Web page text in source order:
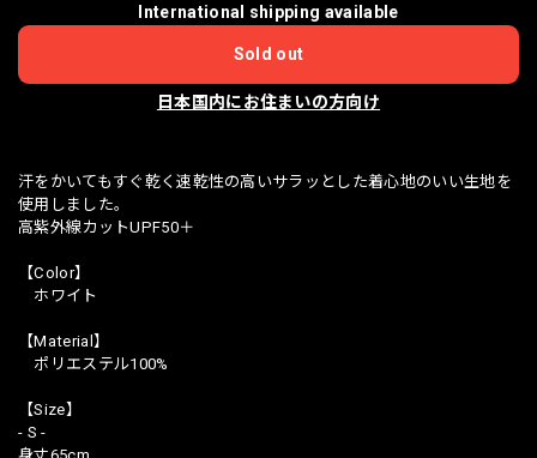
International shipping available
Sold out
日本国内にお住まいの方向け
汗をかいてもすぐ乾く速乾性の高いサラッとした着心地のいい生地を
使用しました。
高紫外線カットUPF50＋
【Color】
ホワイト
【Material】
ポリエステル100%
【Size】
- S -